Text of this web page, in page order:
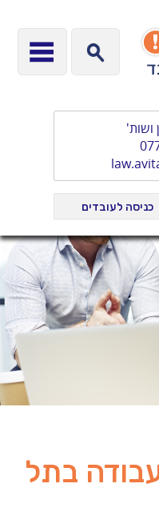
ושות'
כניסה לעובדים
עבודה בתל